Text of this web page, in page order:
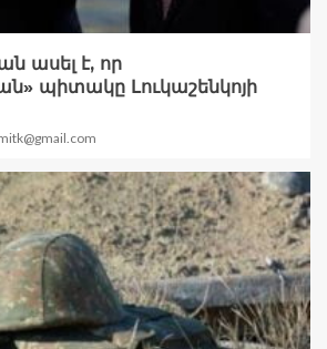
ասել է, որ
պիտակը Լուկաշենկոյի